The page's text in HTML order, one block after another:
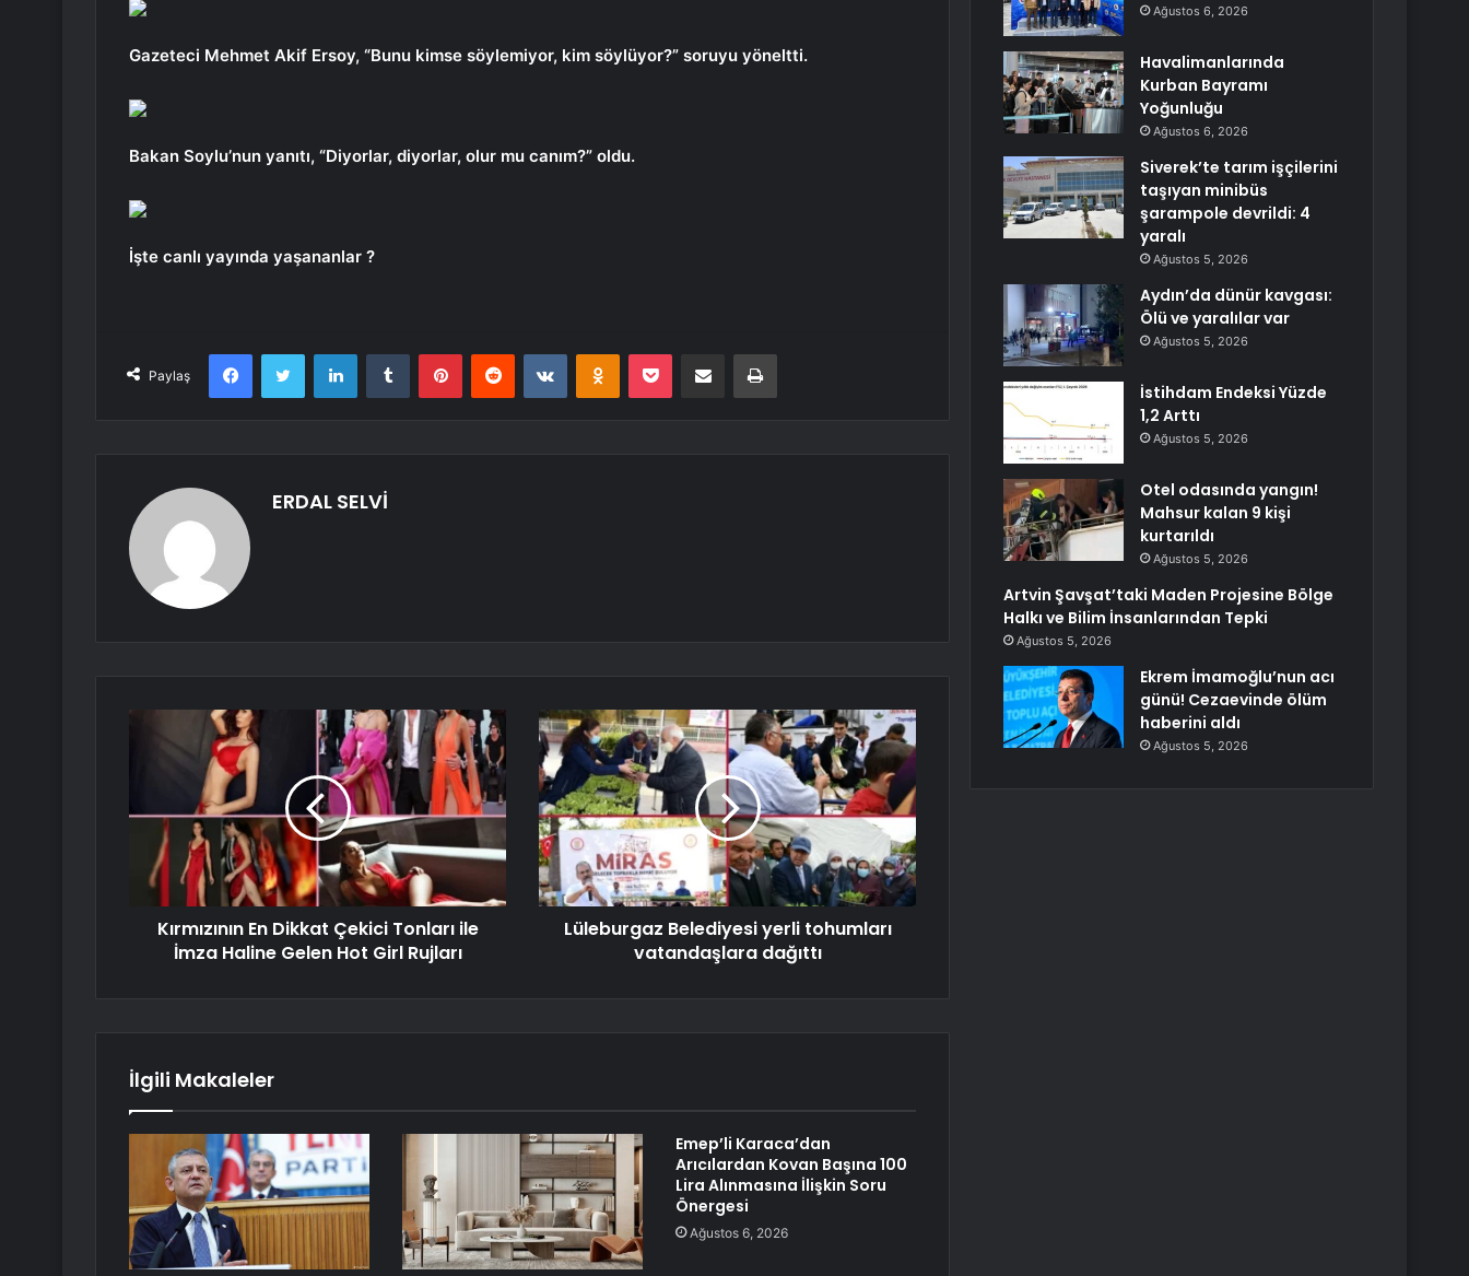
Gazeteci Mehmet Akif Ersoy, “Bunu kimse söylemiyor, kim söylüyor?” soruyu yöneltti.
Bakan Soylu’nun yanıtı, “Diyorlar, diyorlar, olur mu canım?” oldu.
İşte canlı yayında yaşananlar ?
Paylaş
FacebookTwitter LinkedInTumblr PinterestReddit VKontakteOdnoklassniki
Pocket E-Posta ile paylaş Yazdır
ERDAL SELVİ
Kırmızının En Dikkat Çekici Tonları ile
İmza Haline Gelen Hot Girl Rujları
Lüleburgaz Belediyesi yerli tohumları
vatandaşlara dağıttı
İlgili Makaleler
Emep’li Karaca’dan
Arıcılardan Kovan Başına 100
Lira Alınmasına İlişkin Soru
Önergesi
Ağustos 6, 2026
Ağustos 6, 2026
Havalimanlarında
Kurban Bayramı
Yoğunluğu
Ağustos 6, 2026
Siverek’te tarım işçilerini
taşıyan minibüs
şarampole devrildi: 4
yaralı
Ağustos 5, 2026
Aydın’da dünür kavgası:
Ölü ve yaralılar var
Ağustos 5, 2026
İstihdam Endeksi Yüzde
1,2 Arttı
Ağustos 5, 2026
Otel odasında yangın!
Mahsur kalan 9 kişi
kurtarıldı
Ağustos 5, 2026
Artvin Şavşat’taki Maden Projesine Bölge
Halkı ve Bilim İnsanlarından Tepki
Ağustos 5, 2026
Ekrem İmamoğlu’nun acı
günü! Cezaevinde ölüm
haberini aldı
Ağustos 5, 2026